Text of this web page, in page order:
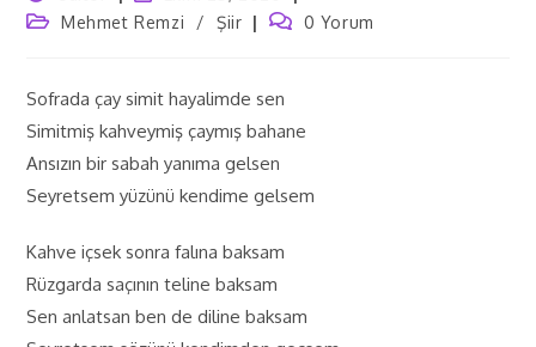
Mehmet Remzi
/ Şiir 0 Yorum
Sofrada çay simit hayalimde sen
Simitmiş kahveymiş çaymış bahane
Ansızın bir sabah yanıma gelsen
Seyretsem yüzünü kendime gelsem
Kahve içsek sonra falına baksam
Rüzgarda saçının teline baksam
Sen anlatsan ben de diline baksam